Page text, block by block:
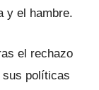
y el hambre.
el rechazo
sus políticas